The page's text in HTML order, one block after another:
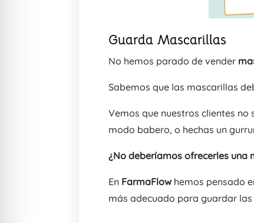
Guarda Mascarillas
No hemos parado de vender
Sabemos que las mascarillas
Vemos que nuestros clientes
modo babero, o hechas un
¿No deberíamos ofrecerles una
En FarmaFlow hemos pensado
más adecuado para guardar